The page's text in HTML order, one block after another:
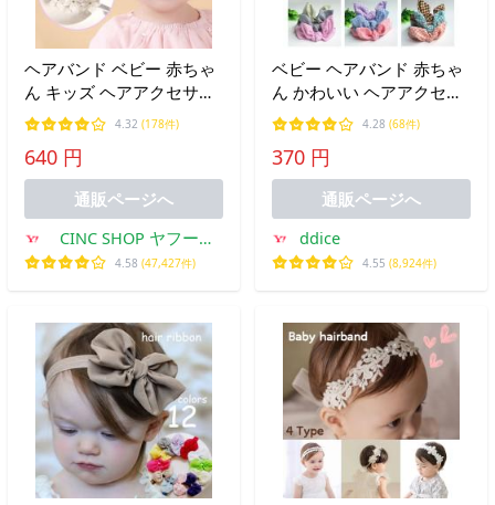
ヘアバンド ベビー 赤ちゃ
ん キッズ ヘアアクセサリ
ー かわいい ターバン カチ
ューシャ フラワー 花 ヘッ
ドドレス
4.32 (178件)
640 円
通販ページへ
CINC SHOP ヤフーシ
ョッピング店
4.58 (47,427件)
ベビー ヘアバンド 赤ちゃ
ん かわいい ヘアアクセサ
リー ベビーブリング ヘッ
ドバンド リボン 新生児 ヘ
アーバンド
4.28 (68件)
370 円
通販ページへ
ddice
4.55 (8,924件)